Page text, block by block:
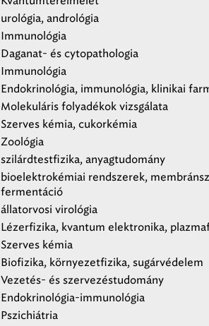
urológia, andrológia
Immunológia
Daganat- és cytopathologia
Immunológia
Endokrinológia, immunológia, klinikai
Molekuláris folyadékok vizsgálata
Szerves kémia, cukorkémia
Zoológia
szilárdtestfizika, anyagtudomány
bioelektrokémiai rendszerek,
fermentáció
állatorvosi virológia
Lézerfizika, kvantum elektronika,
Szerves kémia
Biofizika, környezetfizika, sugárvédelem
Vezetés- és szervezéstudomány
Endokrinológia-immunológia
Pszichiátria